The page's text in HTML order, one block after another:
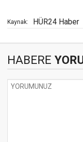
Kaynak: HÜR24 Haber
HABERE